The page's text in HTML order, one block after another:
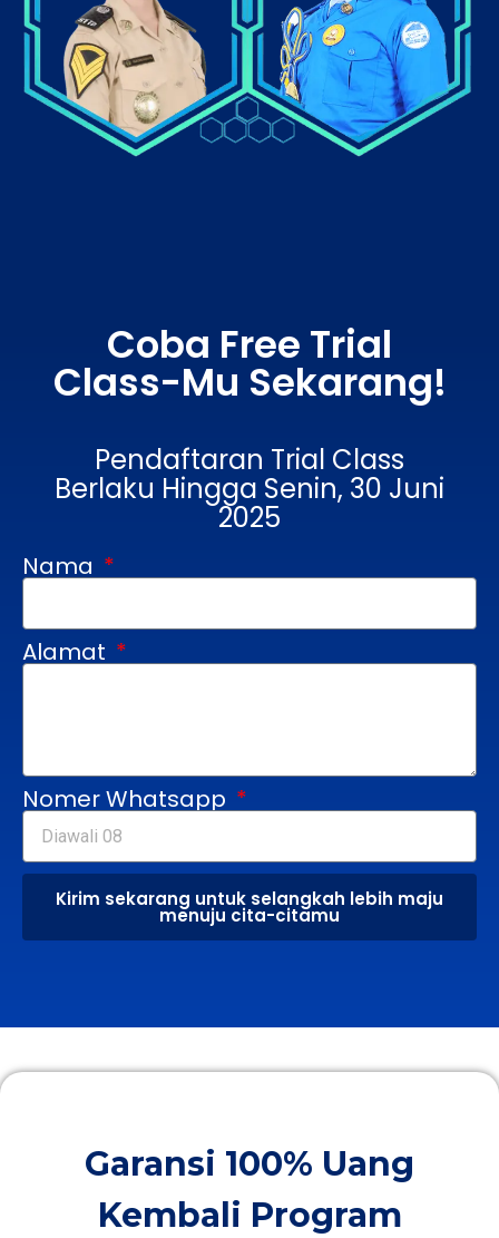
Coba Free Trial
Class-Mu Sekarang!
Pendaftaran Trial Class
Berlaku Hingga Senin, 30 Juni
2025
Nama
Alamat
Nomer Whatsapp
Kirim sekarang untuk selangkah lebih maju
menuju cita-citamu
Garansi 100% Uang
Kembali Program